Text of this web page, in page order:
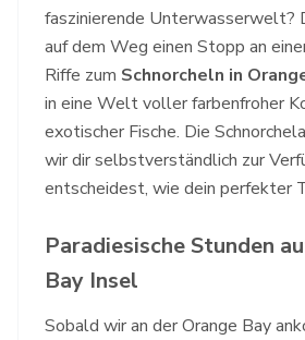
faszinierende Unterwasserwelt?
auf dem Weg einen Stopp an
Riffe zum Schnorcheln in
in eine Welt voller farbenfroher
exotischer Fische. Die
wir dir selbstverständlich zur
entscheidest, wie dein perfekter
Paradiesische Stunden
Bay Insel
Sobald wir an der Orange Bay